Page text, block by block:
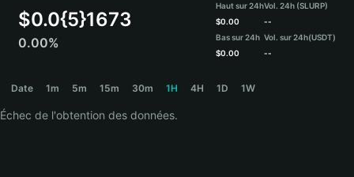
Español
Português (Brasil)
$0.0{5}1673
0.00%
Haut sur 24h
$0.00
Bas sur 24h
$0.00
Vol. 24h (SLURP)
--
Vol. sur 24h(USDT)
--
Date 1m 5m 15m 30m 1H 4H 1D 1W
Échec de l'obtention des données.